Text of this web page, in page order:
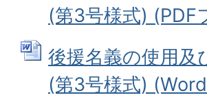
(第3号様式) (PDF
後援名義の使用及
(第3号様式)